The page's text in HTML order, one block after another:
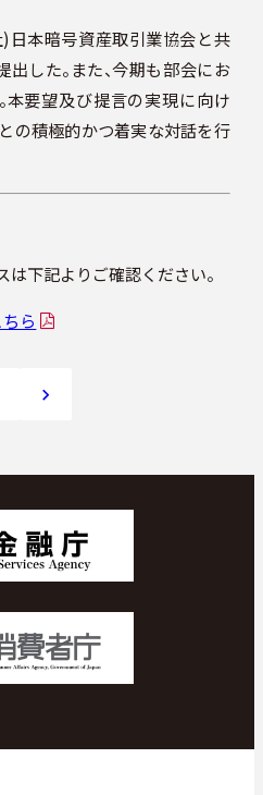
日本暗号資産取引業協会と共
した。また、今期も部会にお
本要望及び提言の実現に向け
の積極的かつ着実な対話を行
は下記よりご確認ください。
ら